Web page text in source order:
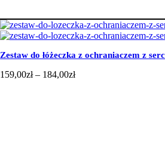
Zestaw do łóżeczka z ochraniaczem z
159,00zł – 184,00złZakres